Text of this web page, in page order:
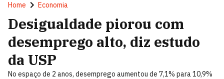
Home Economia
Desigualdade piorou com
desemprego alto, diz estudo
da USP
No espaço de 2 anos, desemprego aumentou de 7,1% para 10,9%